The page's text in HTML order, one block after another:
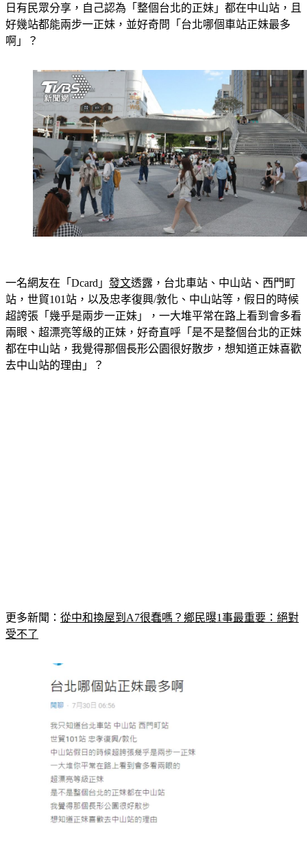
日有民眾分享，自己認為「整個台北的正妹」都在中山站，且
好幾站都能兩步一正妹 ，並好奇問「台北哪個車站正妹最多
啊」？
一名網友在「Dcard」 發文透露，台北車站、中山站、西門町
站，世貿101站，以及忠孝復興/敦化、中山站等，假日的時候
超誇張「幾乎是兩步一正妹」，一大堆平常在路上看到會多看
兩眼、超漂亮等級的正妹，好奇直呼「是不是整個台北的正妹
都在中山站，我覺得那個長形公園很好散步，想知道正妹喜歡
去中山站的理由」？
更多新聞： 從中和換屋到A7很蠢嗎？鄉民曝1事最重要：絕對
受不了